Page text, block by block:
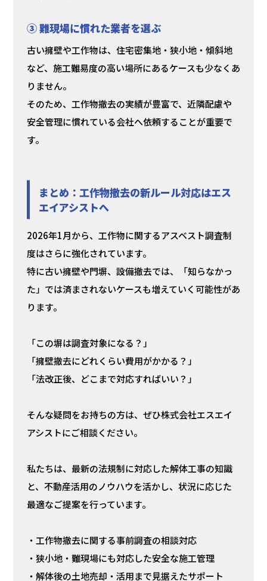
③ 難現場に慣れた業者を選ぶ
古い擁壁や工作物は、住宅密集地・狭小地・傾斜地
など、施工難易度の高い場所にあるケースも少なくあ
りません。
そのため、工作物撤去の実績が豊富で、近隣配慮や
安全管理に慣れている会社へ依頼することが重要で
す。
まとめ： 工作物撤去の新ルール対応はエス
エイアシストへ
2026年1月から、工作物に関するアスベスト調査制
度はさらに強化されています。
特に古い擁壁や門塀、設備撤去では、「知らなかっ
た」では済まされないケースも増えていく可能性があ
ります。
「この塀は調査対象になる？」
「擁壁撤去にどれくらい費用がかかる？」
「法改正後、どこまで対応すればいい？」
そんな疑問をお持ちの方は、ぜひ株式会社エスエイ
アシストにご相談ください。
私たちは、最新の法規制に対応した解体工事の知識
と、不動産活用のノウハウを活かし、状況に応じた
最適なご提案を行っています。
・工作物撤去に関する事前調査の相談対応
・狭小地・難現場にも対応した安全な施工管理
・解体後の土地売却・活用まで見据えたサポート